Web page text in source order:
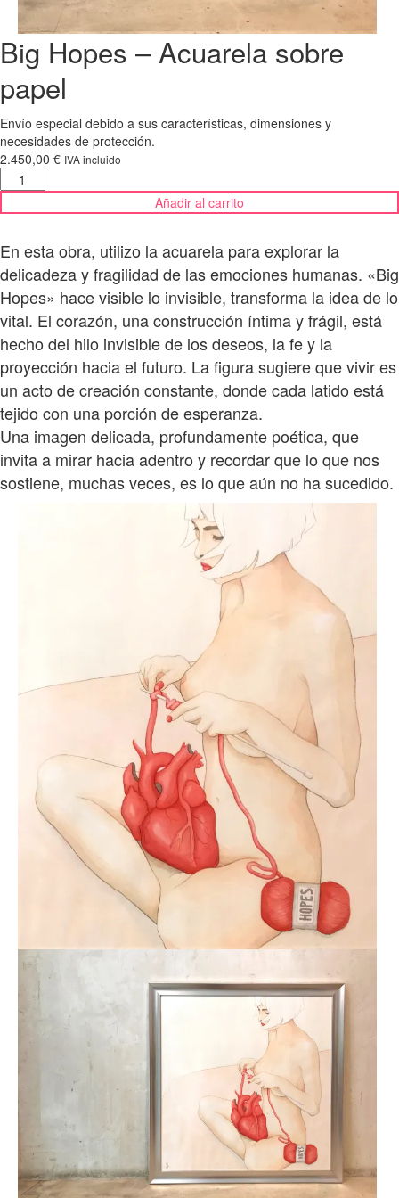
Big Hopes – Acuarela sobre
papel
Envío especial debido a sus características, dimensiones y
necesidades de protección.
2.450,00 € IVA incluido
Hopes
-
sobre
cantidad
Añadir al carrito
En esta obra, utilizo la acuarela para explorar la
delicadeza y fragilidad de las emociones humanas. «Big
Hopes» hace visible lo invisible, transforma la idea de lo
vital. El corazón, una construcción íntima y frágil, está
hecho del hilo invisible de los deseos, la fe y la
proyección hacia el futuro. La figura sugiere que vivir es
un acto de creación constante, donde cada latido está
tejido con una porción de esperanza.
Una imagen delicada, profundamente poética, que
invita a mirar hacia adentro y recordar que lo que nos
sostiene, muchas veces, es lo que aún no ha sucedido.